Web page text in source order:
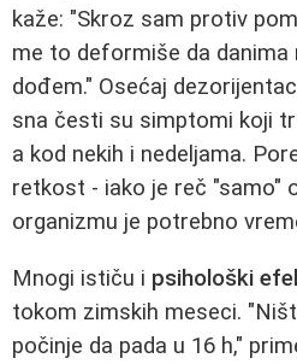
kaže: "Skroz sam protiv
me to deformiše da danima
dođem." Osećaj
sna česti su simptomi koji
a kod nekih i nedeljama.
retkost - iako je reč "samo"
organizmu je potrebno
Mnogi ističu i psihološki
tokom zimskih meseci.
počinje da pada u 16 h,"